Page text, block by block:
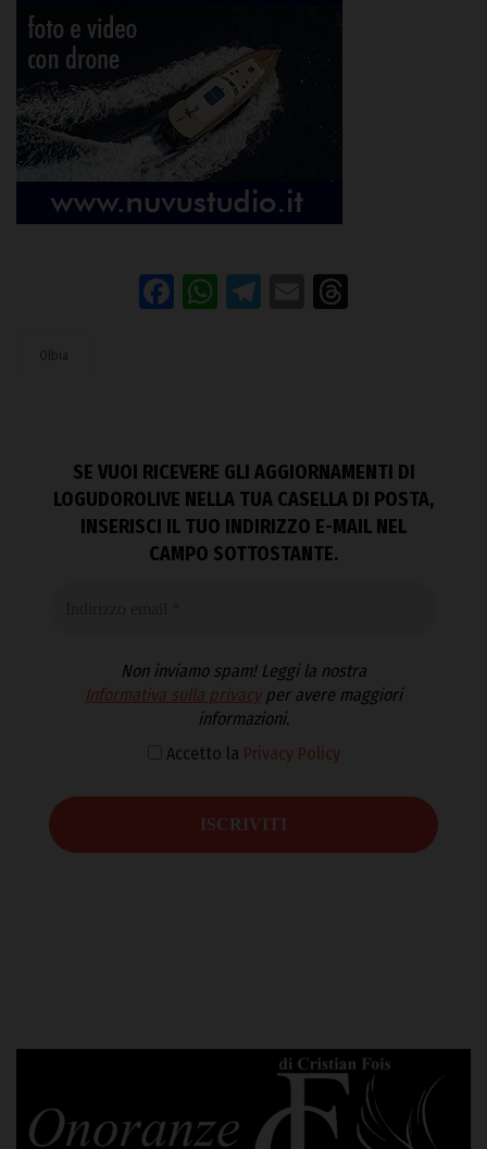
Facebook
WhatsApp
Telegram
Email
Olbia
SE VUOI RICEVERE GLI AGGIORNAMENTI DI
LOGUDOROLIVE NELLA TUA CASELLA DI POSTA,
INSERISCI IL TUO INDIRIZZO E-MAIL NEL
CAMPO SOTTOSTANTE.
Non inviamo spam! Leggi la nostra
Informativa sulla privacyper avere maggiori
informazioni.
Accetto la Privacy Policy